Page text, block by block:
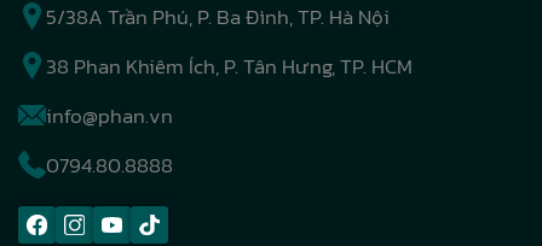
5/38A Trần Phú, P. Ba Đình, TP. Hà Nội
38 Phan Khiêm Ích, P. Tân Hưng, TP. HCM
info@phan.vn
0794.80.8888